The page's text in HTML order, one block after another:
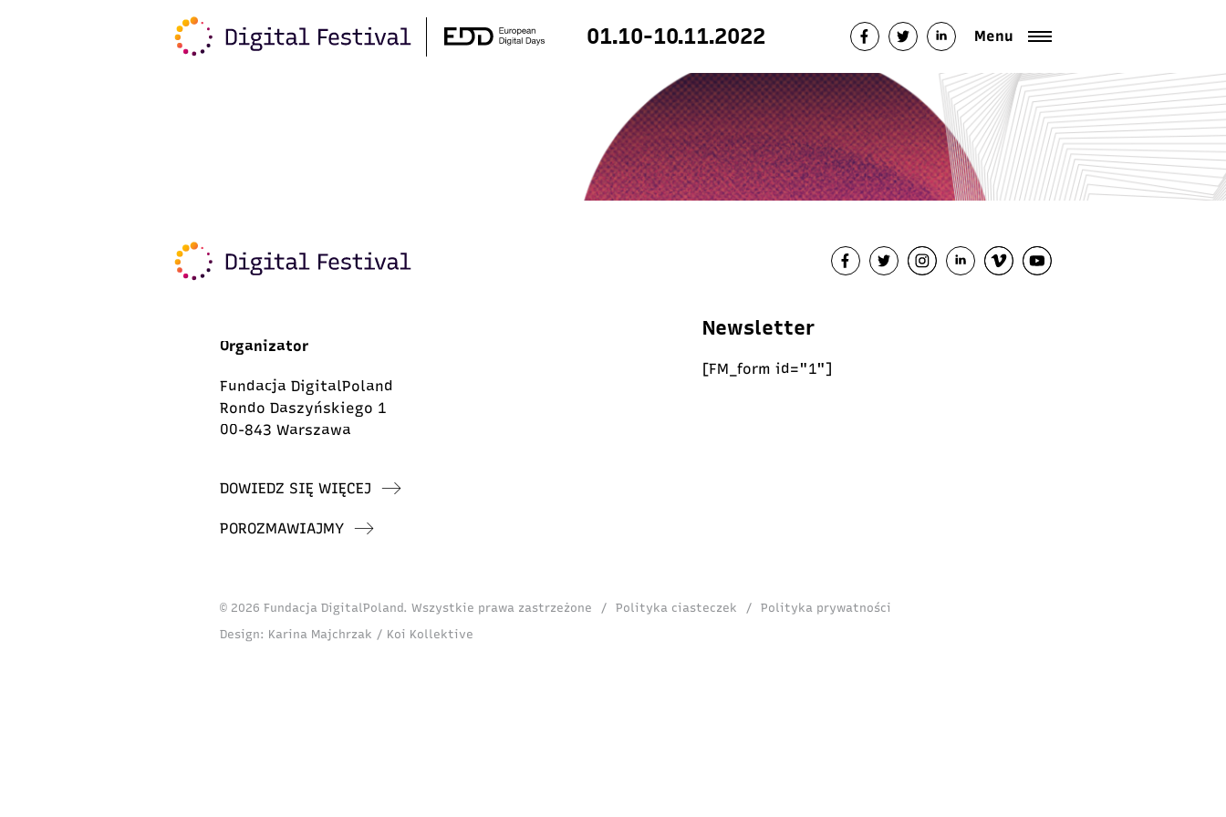
01.10-10.11.2022 Menu
Organizator
Fundacja DigitalPoland
Rondo Daszyńskiego 1
00-843 Warszawa
DOWIEDZ SIĘ WIĘCEJ
POROZMAWIAJMY
Newsletter
[FM_form id="1"]
© 2026 Fundacja DigitalPoland. Wszystkie prawa zastrzeżone / Polityka ciasteczek /
Polityka prywatności
Design: Karina Majchrzak / Koi Kollektive